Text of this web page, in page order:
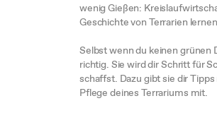
wenig Gießen:
Geschichte von Terrarien
Selbst wenn du keinen grünen
richtig. Sie wird dir Schritt für
schaffst. Dazu gibt sie dir
Pflege deines Terrariums mit.